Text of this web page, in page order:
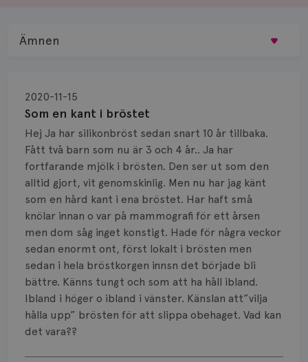
Som en kant i bröstet
2020-11-15
Hej Ja har silikonbröst sedan snart 10 år tillbaka.
Fått två barn som nu är 3 och 4 år.. Ja har
fortfarande mjölk i brösten. Den ser ut som den
alltid gjort, vit genomskinlig. Men nu har jag känt
som en hård kant i ena bröstet. Har haft små
knölar innan o var på mammografi för ett årsen
men dom såg inget konstigt. Hade för några veckor
sedan enormt ont, först lokalt i brösten men
sedan i hela bröstkorgen innsn det började bli
bättre. Känns tungt och som att ha håll ibland.
Ibland i höger o ibland i vänster. Känslan att”vilja
hålla upp” brösten för att slippa obehaget. Vad kan
det vara??
Visa svar
Ämnen
Biopsi
Biverkningar
Bröstvårta
Knöl
Läkemedel
Typ av bröstcancer
Smärta
Prognos